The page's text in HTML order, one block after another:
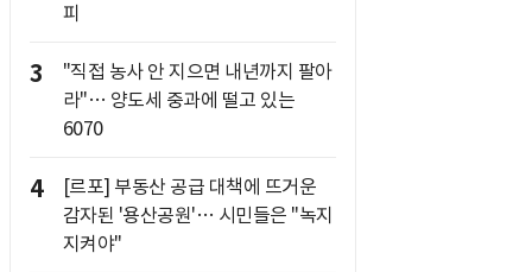
피
3
"직접 농사 안 지으면 내년까지 팔아
라"… 양도세 중과에 떨고 있는
6070
4
[르포] 부동산 공급 대책에 뜨거운
감자된 '용산공원'… 시민들은 "녹지
지켜야"